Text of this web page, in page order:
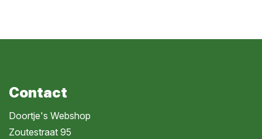
Contact
Doortje's Webshop
Zoutestraat 95